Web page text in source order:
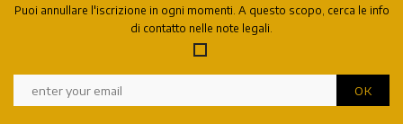
Puoi annullare l'iscrizione in ogni momenti. A questo scopo, cerca le info
di contatto nelle note legali.